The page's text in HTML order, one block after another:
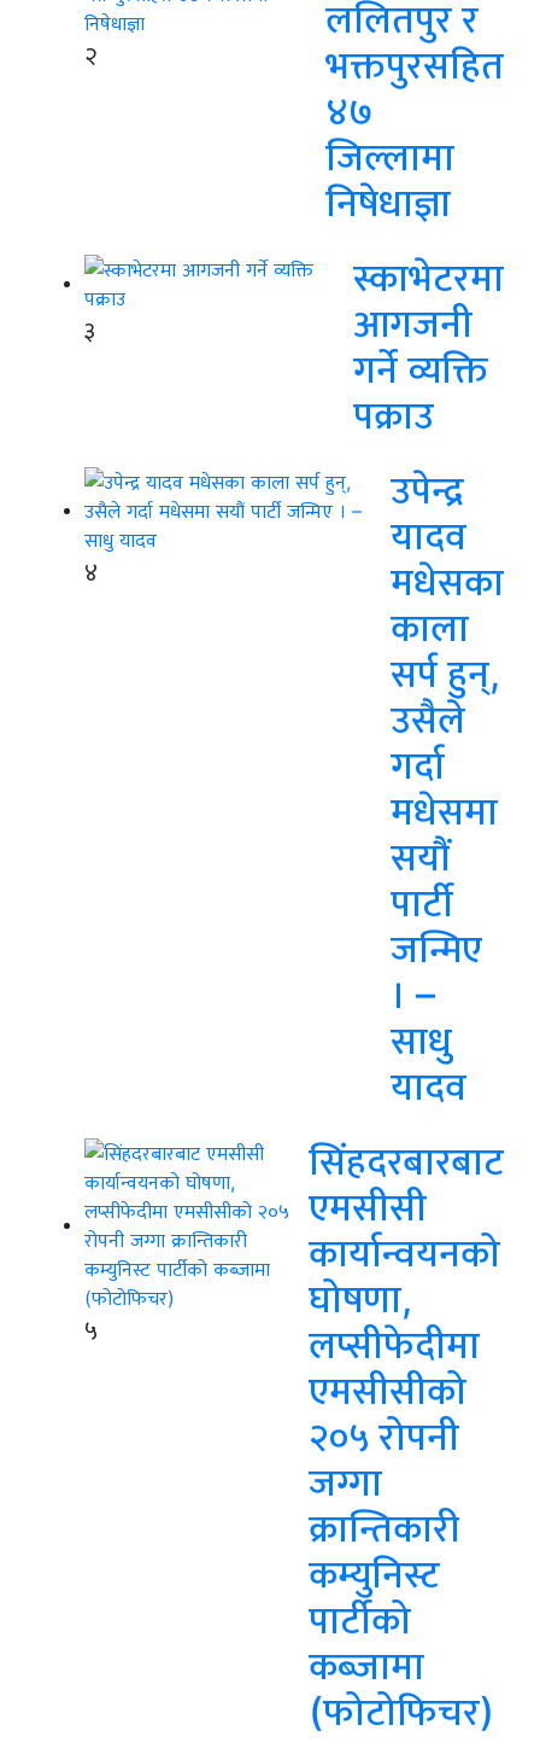
२
ललितपुर र
भक्तपुरसहित
४७
जिल्लामा
निषेधाज्ञा
३
स्काभेटरमा
आगजनी
गर्ने व्यक्ति
पक्राउ
४
उपेन्द्र
यादव
मधेसका
काला
सर्प हुन्,
उसैले
गर्दा
मधेसमा
सयौं
पार्टी
जन्मिए
। –
साधु
यादव
५
सिंहदरबारबाट
एमसीसी
कार्यान्वयनको
घोषणा,
लप्सीफेदीमा
एमसीसीको
२०५ रोपनी
जग्गा
क्रान्तिकारी
कम्युनिस्ट
पार्टीको
कब्जामा
(फोटोफिचर)